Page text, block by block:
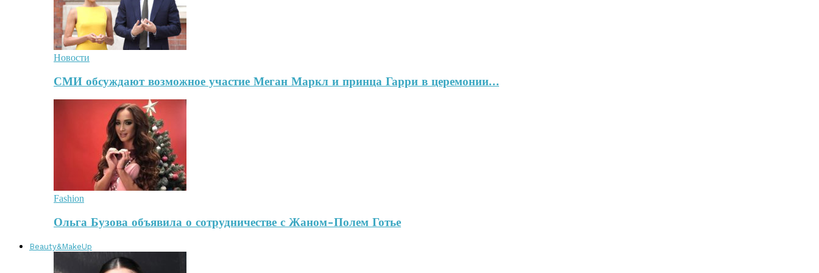
Новости
СМИ обсуждают возможное участие Меган Маркл и принца Гарри в церемонии…
Fashion
Ольга Бузова объявила о сотрудничестве с Жаном-Полем Готье
Beauty&MakeUp